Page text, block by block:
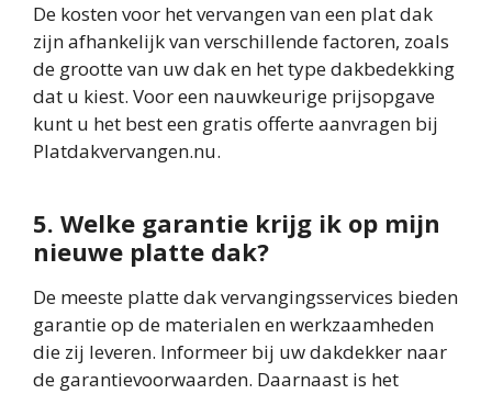
De kosten voor het vervangen van een plat dak
zijn afhankelijk van verschillende factoren, zoals
de grootte van uw dak en het type dakbedekking
dat u kiest. Voor een nauwkeurige prijsopgave
kunt u het best een gratis offerte aanvragen bij
Platdakvervangen.nu.
5. Welke garantie krijg ik op mijn
nieuwe platte dak?
De meeste platte dak vervangingsservices bieden
garantie op de materialen en werkzaamheden
die zij leveren. Informeer bij uw dakdekker naar
de garantievoorwaarden. Daarnaast is het